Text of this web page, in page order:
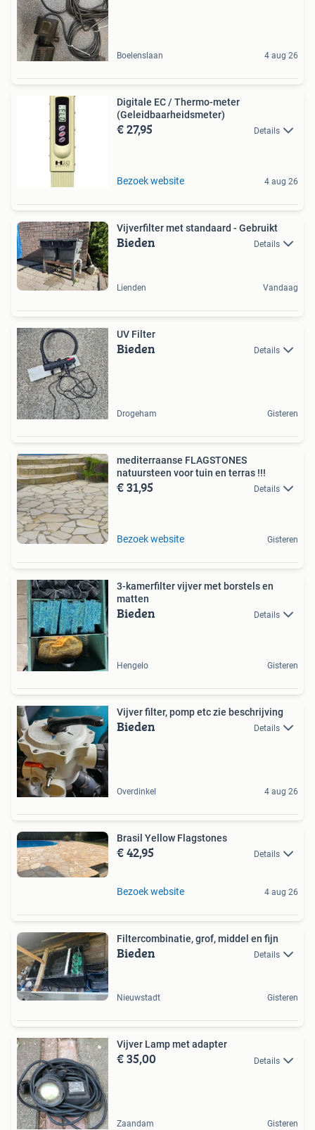
Boelenslaan 4 aug 26
Digitale EC / Thermo-meter
(Geleidbaarheidsmeter)
€ 27,95 Details
Bezoek website 4 aug 26
Vijverfilter met standaard - Gebruikt
Bieden Details
Lienden Vandaag
UV Filter
Bieden Details
Drogeham Gisteren
mediterraanse FLAGSTONES
natuursteen voor tuin en terras !!!
€ 31,95 Details
Bezoek website Gisteren
3-kamerfilter vijver met borstels en
matten
Bieden Details
Hengelo Gisteren
Vijver filter, pomp etc zie beschrijving
Bieden Details
Overdinkel 4 aug 26
Brasil Yellow Flagstones
€ 42,95 Details
Bezoek website 4 aug 26
Filtercombinatie, grof, middel en fijn
Bieden Details
Nieuwstadt Gisteren
Vijver Lamp met adapter
€ 35,00 Details
Zaandam Gisteren